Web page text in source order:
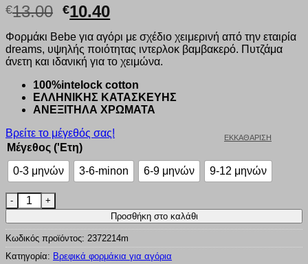
€13.00 Original
was:
€13.00.
€10.40Η
τρέχουσα
τιμή
είναι:
€10.40.
Φορμάκι Bebe για αγόρι με σχέδιο χειμερινή από την εταιρία
dreams, υψηλής ποιότητας ιντερλοκ βαμβακερό. Πυτζάμα
άνετη και ιδανική για το χειμώνα.
100%intelock cotton
ΕΛΛΗΝΙΚΗΣ ΚΑΤΑΣΚΕΥΗΣ
ΑΝΕΞΙΤΗΛΑ ΧΡΩΜΑΤΑ
Βρείτε το μέγεθός σας!
Μέγεθος ('Ετη)
0-3 μηνών 3-6-minon 6-9 μηνών 9-12 μηνών
ΕΚΚΑΘΆΡΙΣΗ
Φορμάκι Bebe αγόρι Dreams “boy dreams” μπλε 2372214
Προσθήκη στο καλάθι
Κωδικός προϊόντος: 2372214m
Κατηγορία: Βρεφικά φορμάκια για αγόρια